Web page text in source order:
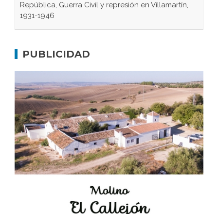
República, Guerra Civil y represión en Villamartín,
1931-1946
concentración nazis
Bornos
El Frente Popular. Ubrique, febrero-julio 1936
Juntar las letras. La alfabetización en el campo: del
afán de saber a la autogestión
Historia y vivencias del poblado de Los Hurones
PUBLICIDAD